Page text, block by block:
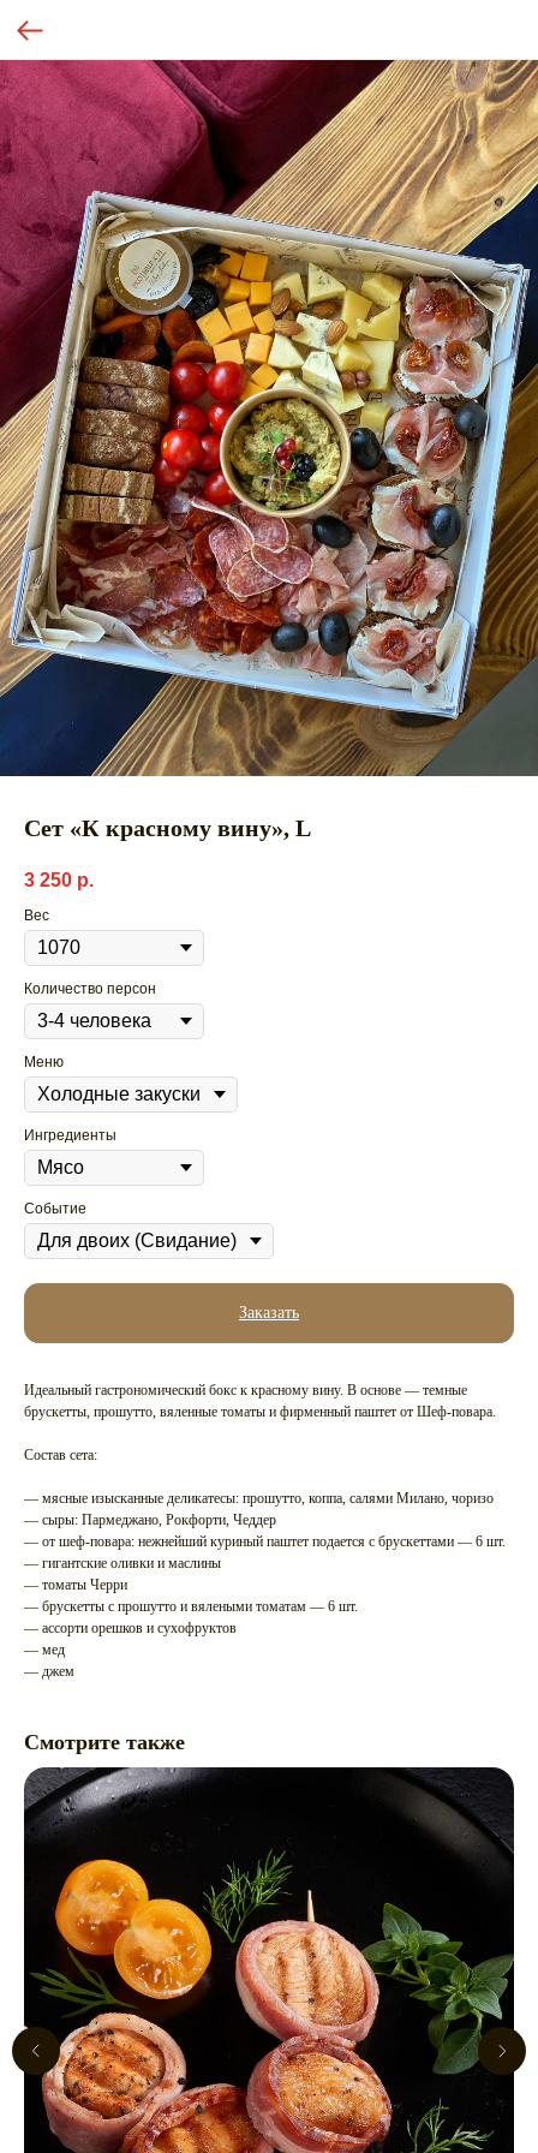
Сет «К красному вину», L
3 250 р.
Вес
Количество персон
Меню
Ингредиенты
Событие
Заказать
Идеальный гастрономический бокс к красному вину. В основе — темные
брускетты, прошутто, вяленные томаты и фирменный паштет от Шеф-повара.
Состав сета:
— мясные изысканные деликатесы: прошутто, коппа, салями Милано, чоризо
— сыры: Пармеджано, Рокфорти, Чеддер
— от шеф-повара: нежнейший куриный паштет подается с брускеттами — 6 шт.
— гигантские оливки и маслины
— томаты Черри
— брускетты с прошутто и вялеными томатам — 6 шт.
— ассорти орешков и сухофруктов
— мед
— джем
Смотрите также